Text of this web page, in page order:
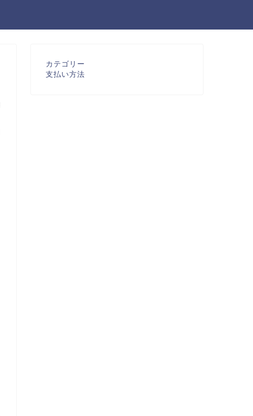
カテゴリー
支払い方法